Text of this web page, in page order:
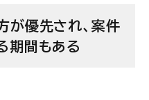
が優先され、案件
期間もある